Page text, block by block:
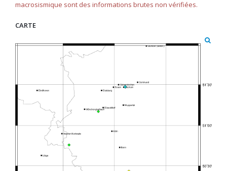
macrosismique sont des informations brutes non vérifiées.
CARTE